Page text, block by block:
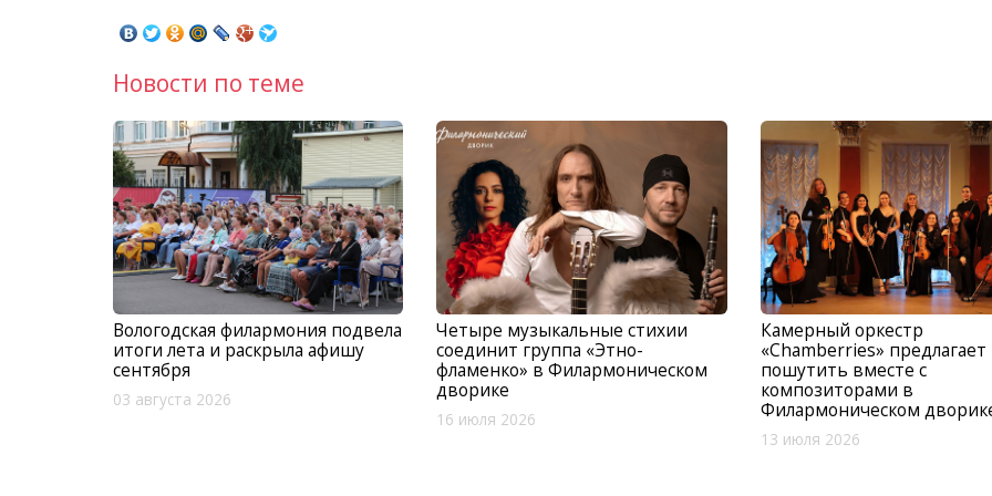
Новости по теме
Вологодская филармония подвела
итоги лета и раскрыла афишу
сентября
03 августа 2026
Четыре музыкальные стихии
соединит группа «Этно-
фламенко» в Филармоническом
дворике
16 июля 2026
Камерный оркестр
«Chamberries» предлагает
пошутить вместе с
композиторами в
Филармоническом
13 июля 2026